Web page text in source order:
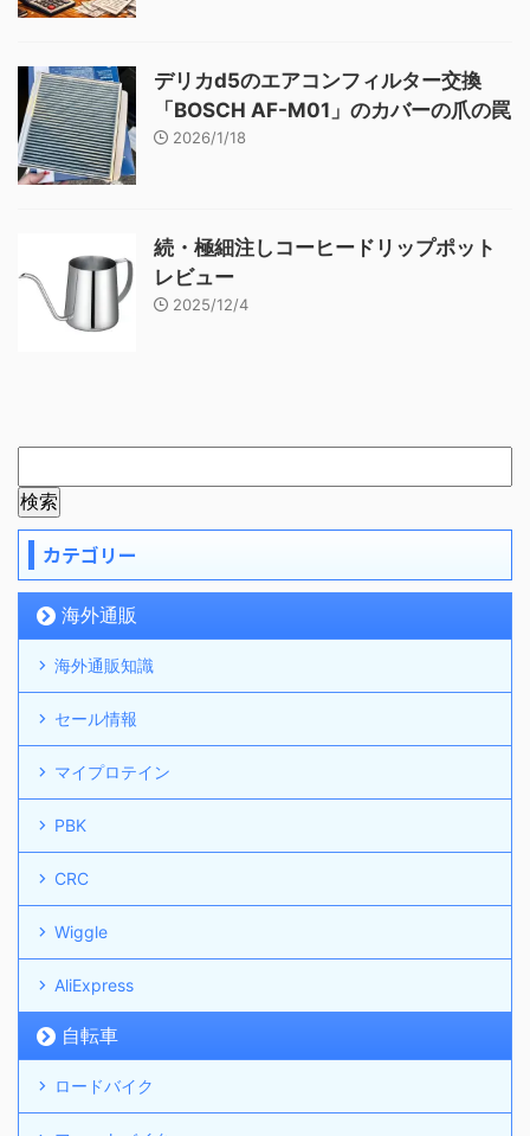
デリカd5のエアコンフィルター交換
「BOSCH AF-M01」のカバーの爪の罠
2026/1/18
続・極細注しコーヒードリップポット
レビュー
2025/12/4
カテゴリー
海外通販
海外通販知識
セール情報
マイプロテイン
PBK
CRC
Wiggle
AliExpress
自転車
ロードバイク